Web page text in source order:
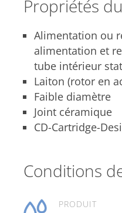
Conditions
PRODUIT
Propriétés
Alimentation ou
alimentation et
tube intérieur
Laiton (rotor en
Faible diamètre
Joint céramique
CD-Cartridge-